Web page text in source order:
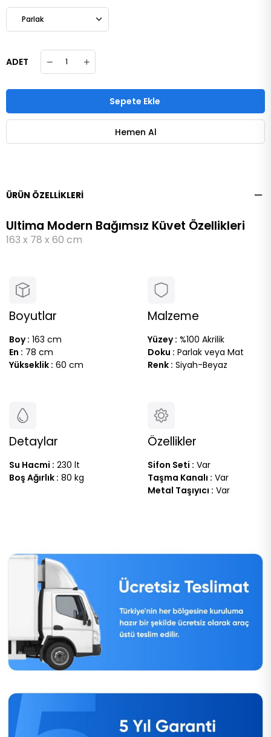
ADET
ÜRÜN ÖZELLIKLERI
Ultima Modern Bağımsız Küvet Özellikleri
163 x 78 x 60 cm
Boyutlar
Boy : 163 cm
En : 78 cm
Yükseklik : 60 cm
Malzeme
Yüzey : %100 Akrilik
Doku : Parlak veya Mat
Renk : Siyah-Beyaz
Detaylar
Su Hacmi : 230 lt
Boş Ağırlık : 80 kg
Özellikler
Sifon Seti : Var
Taşma Kanalı : Var
Metal Taşıyıcı : Var